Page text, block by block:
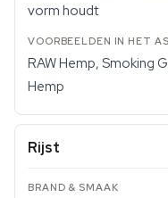
vorm houdt
RAW Hemp, Smoking
Hemp
Rijst